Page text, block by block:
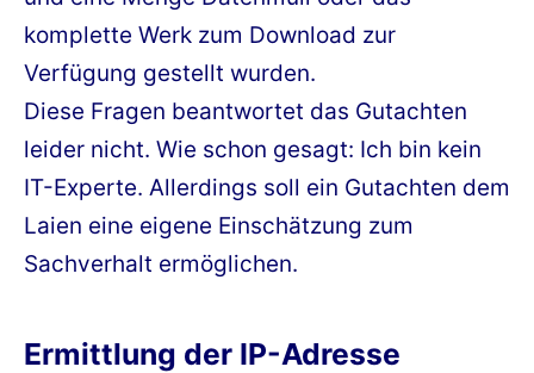
komplette Werk zum Download zur
Verfügung gestellt wurden.
Diese Fragen beantwortet das Gutachten
leider nicht. Wie schon gesagt: Ich bin kein
IT-Experte. Allerdings soll ein Gutachten dem
Laien eine eigene Einschätzung zum
Sachverhalt ermöglichen.
Ermittlung der IP-Adresse